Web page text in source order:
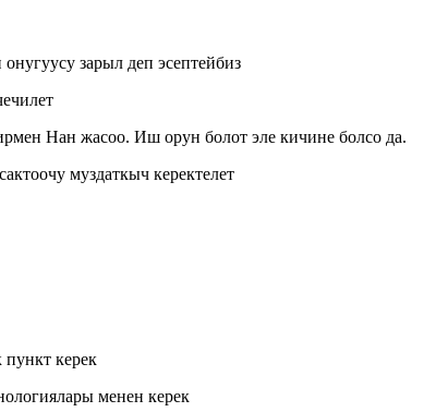
зарыл деп эсептейбиз
Нан жасоо. Иш орун болот эле кичине болсо да.
муздаткыч керектелет
керек
менен керек